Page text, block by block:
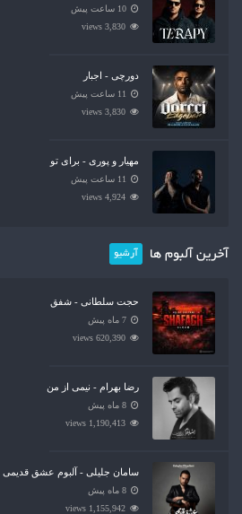
10 ساعت پیش
3,830 views
دورچی - اجبار
11 ساعت پیش
3,830 views
مهیار و پوری - برای تو
11 ساعت پیش
4,924 views
آخرین آلبوم ها آرشیو
حجت سلطانی - شفق
7 ماه پیش
620,390 views
رضا بهرام - نیمی از من
8 ماه پیش
1,190,413 views
سامان جلیلی - آلبوم عشق قدیمی
8 ماه پیش
1,155,942 views